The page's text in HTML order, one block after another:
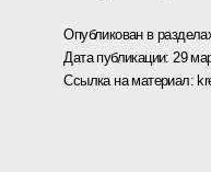
Опубликован в
Дата публикации: 29
Ссылка на материал: